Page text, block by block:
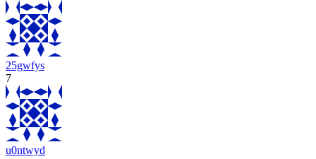
25gwfys
7
u0ntwyd